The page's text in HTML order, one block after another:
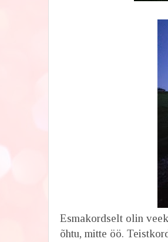
Esmakordselt olin
õhtu, mitte öö.